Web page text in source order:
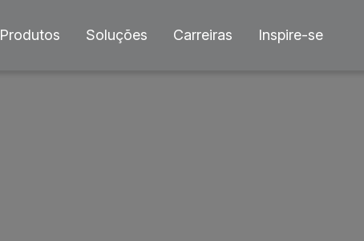
Produtos Soluções Carreiras Inspire-se